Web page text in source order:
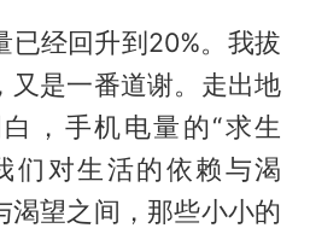
已经回升到20%。我拔
又是一番道谢。走出地
，手机电量的“求生
们对生活的依赖与渴
渴望之间，那些小小的